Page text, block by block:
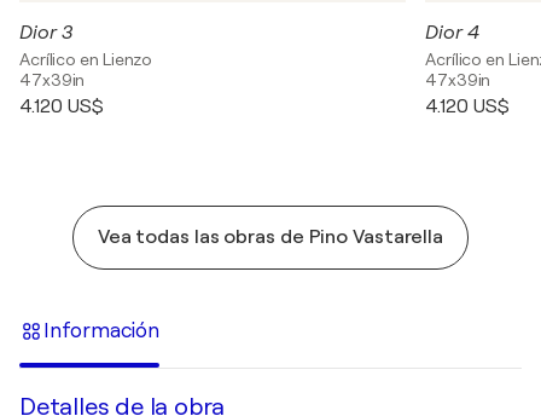
Dior 3
Acrílico en Lienzo
47x39in
4.120 US$
Dior 4
Acrílico en
47x39in
4.120 US$
Vea todas las obras de Pino Vastarella
Información
Detalles de la obra